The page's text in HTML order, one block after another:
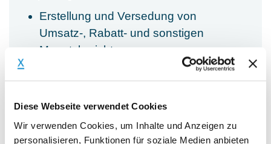
Diese Webseite verwendet Cookies
Wir verwenden Cookies, um Inhalte und Anzeigen zu
personalisieren, Funktionen für soziale Medien anbieten
Erstellung und Versedung von
Umsatz-, Rabatt- und sonstigen
Monatsberichten
Erstellung und Versendung von
Monatsberichten über laufende
Marketingaktionen und -projekte
Ration Analysen und dere Entwicklung